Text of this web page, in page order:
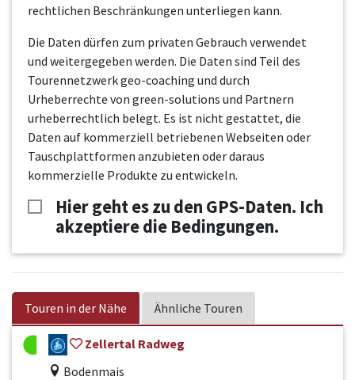
rechtlichen Beschränkungen unterliegen kann.
Die Daten dürfen zum privaten Gebrauch verwendet
und weitergegeben werden. Die Daten sind Teil des
Tourennetzwerk geo-coaching und durch
Urheberrechte von green-solutions und Partnern
urheberrechtlich belegt. Es ist nicht gestattet, die
Daten auf kommerziell betriebenen Webseiten oder
Tauschplattformen anzubieten oder daraus
kommerzielle Produkte zu entwickeln.
Hier geht es zu den GPS-Daten. Ich
akzeptiere die Bedingungen.
Touren in der Nähe Ähnliche Touren
Zellertal Radweg
Bodenmais